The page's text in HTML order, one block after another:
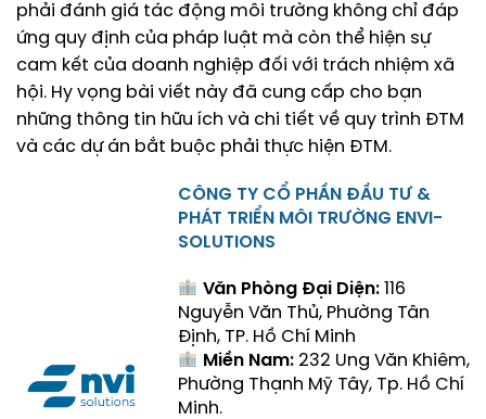
phải đánh giá tác động môi trường không chỉ đáp
ứng quy định của pháp luật mà còn thể hiện sự
cam kết của doanh nghiệp đối với trách nhiệm xã
hội. Hy vọng bài viết này đã cung cấp cho bạn
những thông tin hữu ích và chi tiết về quy trình ĐTM
và các dự án bắt buộc phải thực hiện ĐTM.
CÔNG TY CỔ PHẦN ĐẦU TƯ &
PHÁT TRIỂN MÔI TRƯỜNG ENVI-
SOLUTIONS
Văn Phòng Đại Diện:116
Nguyễn Văn Thủ, Phường Tân
Định, TP. Hồ Chí Minh
Miền Nam:232 Ung Văn Khiêm,
Phường Thạnh Mỹ Tây, Tp. Hồ Chí
Minh.